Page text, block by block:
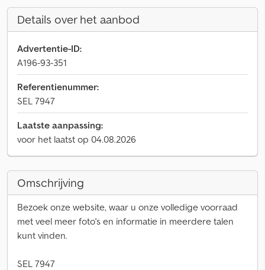
Details over het aanbod
Advertentie-ID:
A196-93-351
Referentienummer:
SEL 7947
Laatste aanpassing:
voor het laatst op 04.08.2026
Omschrijving
Bezoek onze website, waar u onze volledige voorraad
met veel meer foto's en informatie in meerdere talen
kunt vinden.
SEL 7947